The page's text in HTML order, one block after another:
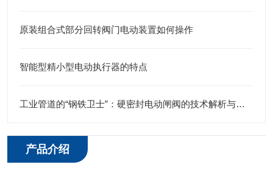
原装组合式部分回转阀门电动装置如何操作
智能型精小型电动执行器的特点
工业管道的“钢铁卫士”：硬密封电动闸阀的技术解析与应用实践
产品介绍